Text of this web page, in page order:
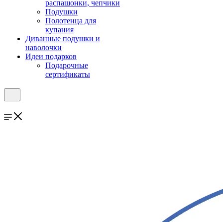
распашонки, чепчики
Подушки
Полотенца для
купания
Диванные подушки и
наволочки
Идеи подарков
Подарочные
сертификаты